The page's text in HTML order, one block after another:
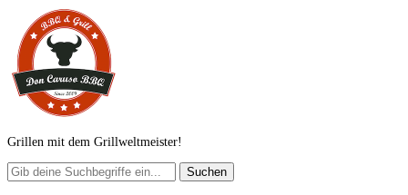
Grillen mit dem Grillweltmeister!